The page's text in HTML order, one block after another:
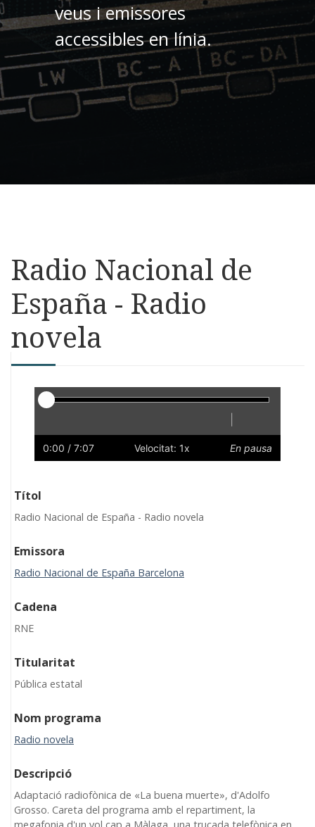
veus i emissores
accessibles en línia.
Radio Nacional de
España - Radio
novela
Reproductor
Lent
0:00 / 7:07 Velocitat: 1x En pausa
Títol
Radio Nacional de España - Radio novela
Emissora
Radio Nacional de España Barcelona
Cadena
RNE
Titularitat
Pública estatal
Nom programa
Radio novela
Descripció
Adaptació radiofònica de «La buena muerte», d'Adolfo
Grosso. Careta del programa amb el repartiment, la